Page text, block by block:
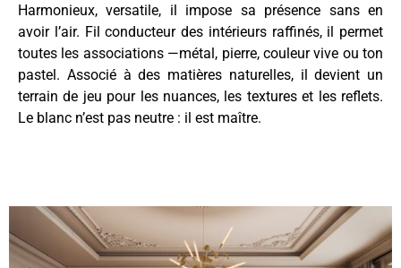
Harmonieux, versatile, il impose sa présence sans en
avoir l’air. Fil conducteur des intérieurs raffinés, il permet
toutes les associations —métal, pierre, couleur vive ou ton
pastel. Associé à des matières naturelles, il devient un
terrain de jeu pour les nuances, les textures et les reflets.
Le blanc n’est pas neutre : il est maître.